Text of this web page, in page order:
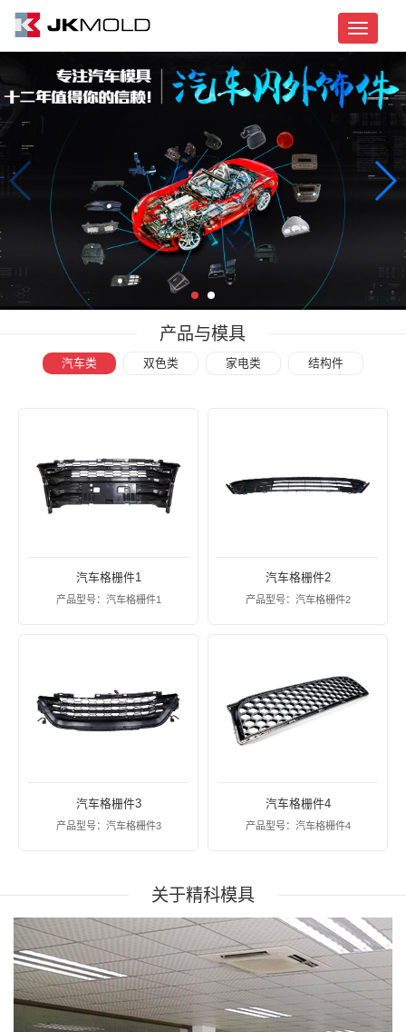
Toggle
产品与模具
汽车类 双色类 家电类 结构件
汽车格栅件1
产品型号：汽车格栅件1
汽车格栅件2
产品型号：汽车格栅件2
汽车格栅件3
产品型号：汽车格栅件3
汽车格栅件4
产品型号：汽车格栅件4
关于精科模具